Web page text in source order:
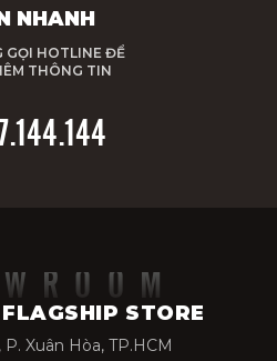
NHANH
GỌI HOTLINE ĐỂ
THÔNG TIN
STORE
P. Xuân Hòa, TP.HCM